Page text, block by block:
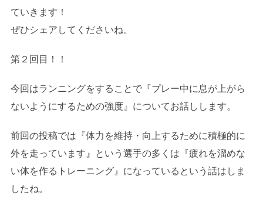
ていきます！
ぜひシェアしてくださいね。
第２回目！！
今回はランニングをすることで『プレー中に息が上がら
ないようにするための強度』についてお話しします。
前回の投稿では『体力を維持・向上するために積極的に
外を走っています』という選手の多くは『疲れを溜めな
い体を作るトレーニング』になっているという話はしま
したね。